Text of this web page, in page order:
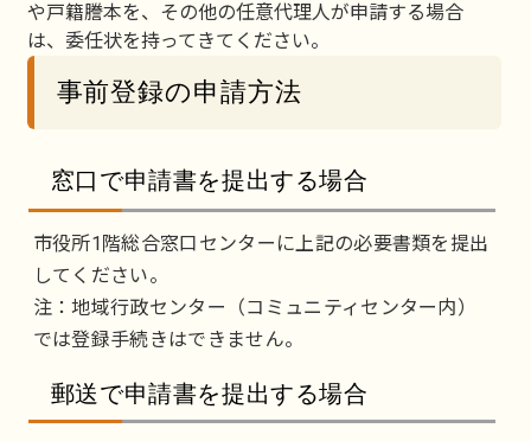
や戸籍謄本を、その他の任意代理人が申請する場合
は、委任状を持ってきてください。
事前登録の申請方法
窓口で申請書を提出する場合
市役所1階総合窓口センターに上記の必要書類を提出
してください。
注：地域行政センター（コミュニティセンター内）
では登録手続きはできません。
郵送で申請書を提出する場合